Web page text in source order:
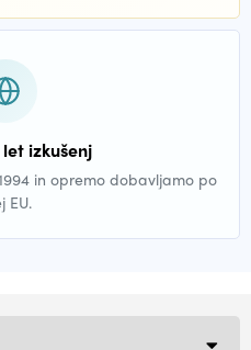
izkušenj
in opremo dobavljamo po
EU.